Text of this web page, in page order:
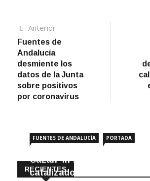
Navegación
de
entradas
AnteriorArtículo
anterior
Fuentes de
Andalucía
desmiente los
datos de la Junta
sobre positivos
por coronavirus
RECIENTES
FUENTES DE ANDALUCÍA PORTADA
Cazan ‘in fraganti’ a
catalizadores